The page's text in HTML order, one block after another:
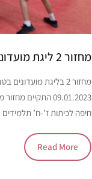
מחזור 2 ליגת מועדונים בטניס שולחן מחוז חיפה
מחזור 2 בליגת
חיפה לכיתות ז’-ח’
Read More